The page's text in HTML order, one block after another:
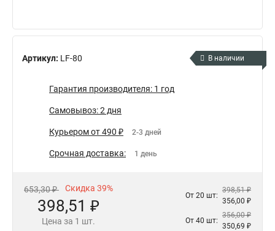
Артикул: LF-80 В наличии
Гарантия производителя: 1 год
Самовывоз: 2 дня
Курьером от 490 ₽ 2-3 дней
Срочная доставка: 1 день
653,30 ₽ Скидка 39%
398,51 ₽
Цена за 1 шт.
От 20 шт:
398,51 ₽
356,00 ₽
От 40 шт:
356,00 ₽
350,69 ₽